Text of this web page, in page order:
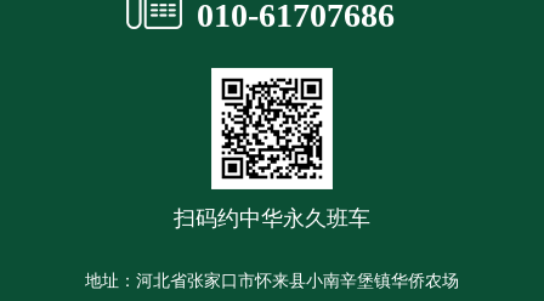
010-61707686
扫码约中华永久班车
地址：河北省张家口市怀来县小南辛堡镇华侨农场